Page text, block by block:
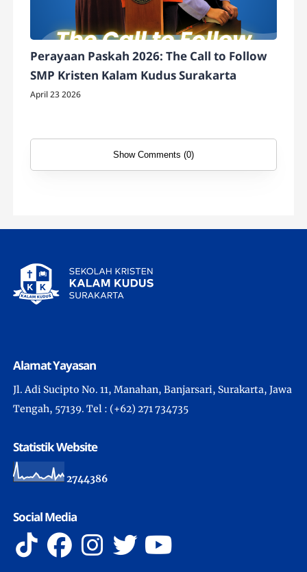
Perayaan Paskah 2026: The Call to Follow
SMP Kristen Kalam Kudus Surakarta
April 23 2026
Show Comments (0)
Alamat Yayasan
Jl. Adi Sucipto No. 11, Manahan, Banjarsari, Surakarta, Jawa
Tengah, 57139. Tel : (+62) 271 734735
Statistik Website
2744386
Social Media